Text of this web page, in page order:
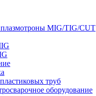
MIG/TIG/CUT
труб
оборудование